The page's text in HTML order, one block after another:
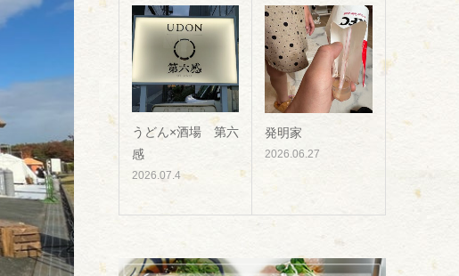
うどん×酒場 第六
感
2026.07.4
発明家
2026.06.27